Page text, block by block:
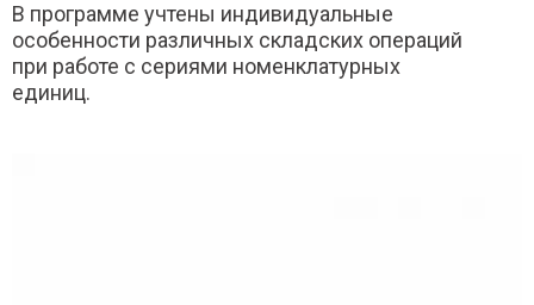
В программе учтены индивидуальные
особенности различных складских операций
при работе с сериями номенклатурных
единиц.